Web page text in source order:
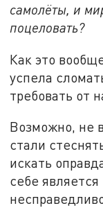
самолёты, и
поцеловать?
Как это
успела
требовать от
Возможно, не
стали
искать
себе